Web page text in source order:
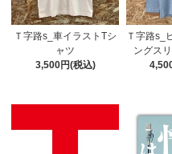
Ｔ字路s_車イラストTシ
ャツ
3,500円(税込)
Ｔ字路s_
ングス